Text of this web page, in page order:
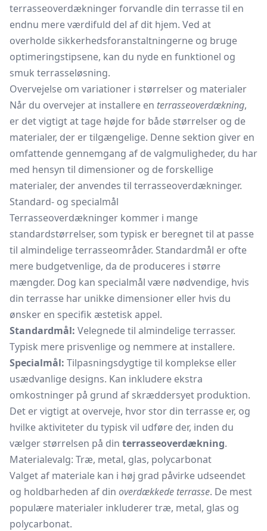
terrasseoverdækninger forvandle din terrasse til en
endnu mere værdifuld del af dit hjem. Ved at
overholde sikkerhedsforanstaltningerne og bruge
optimeringstipsene, kan du nyde en funktionel og
smuk terrasseløsning.
Overvejelse om variationer i størrelser og materialer
Når du overvejer at installere en terrasseoverdækning,
er det vigtigt at tage højde for både størrelser og de
materialer, der er tilgængelige. Denne sektion giver en
omfattende gennemgang af de valgmuligheder, du har
med hensyn til dimensioner og de forskellige
materialer, der anvendes til terrasseoverdækninger.
Standard- og specialmål
Terrasseoverdækninger kommer i mange
standardstørrelser, som typisk er beregnet til at passe
til almindelige terrasseområder. Standardmål er ofte
mere budgetvenlige, da de produceres i større
mængder. Dog kan specialmål være nødvendige, hvis
din terrasse har unikke dimensioner eller hvis du
ønsker en specifik æstetisk appel.
Standardmål: Velegnede til almindelige terrasser.
Typisk mere prisvenlige og nemmere at installere.
Specialmål: Tilpasningsdygtige til komplekse eller
usædvanlige designs. Kan inkludere ekstra
omkostninger på grund af skræddersyet produktion.
Det er vigtigt at overveje, hvor stor din terrasse er, og
hvilke aktiviteter du typisk vil udføre der, inden du
vælger størrelsen på din terrasseoverdækning.
Materialevalg: Træ, metal, glas, polycarbonat
Valget af materiale kan i høj grad påvirke udseendet
og holdbarheden af din overdækkede terrasse. De mest
populære materialer inkluderer træ, metal, glas og
polycarbonat.